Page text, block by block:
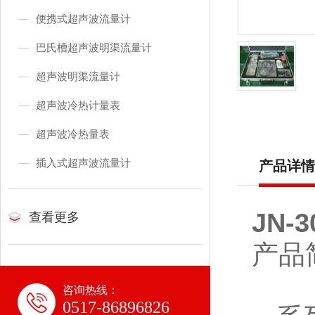
便携式超声波流量计
巴氏槽超声波明渠流量计
超声波明渠流量计
超声波冷热计量表
超声波冷热量表
插入式超声波流量计
查看更多
咨询热线：
0517-86896826
产品详情
JN-
产